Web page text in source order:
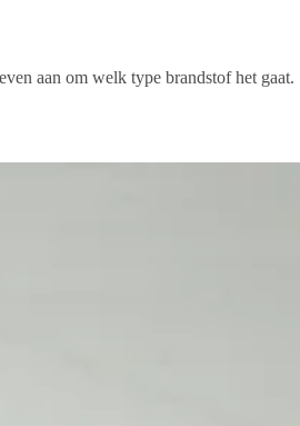
aan om welk type brandstof het gaat.